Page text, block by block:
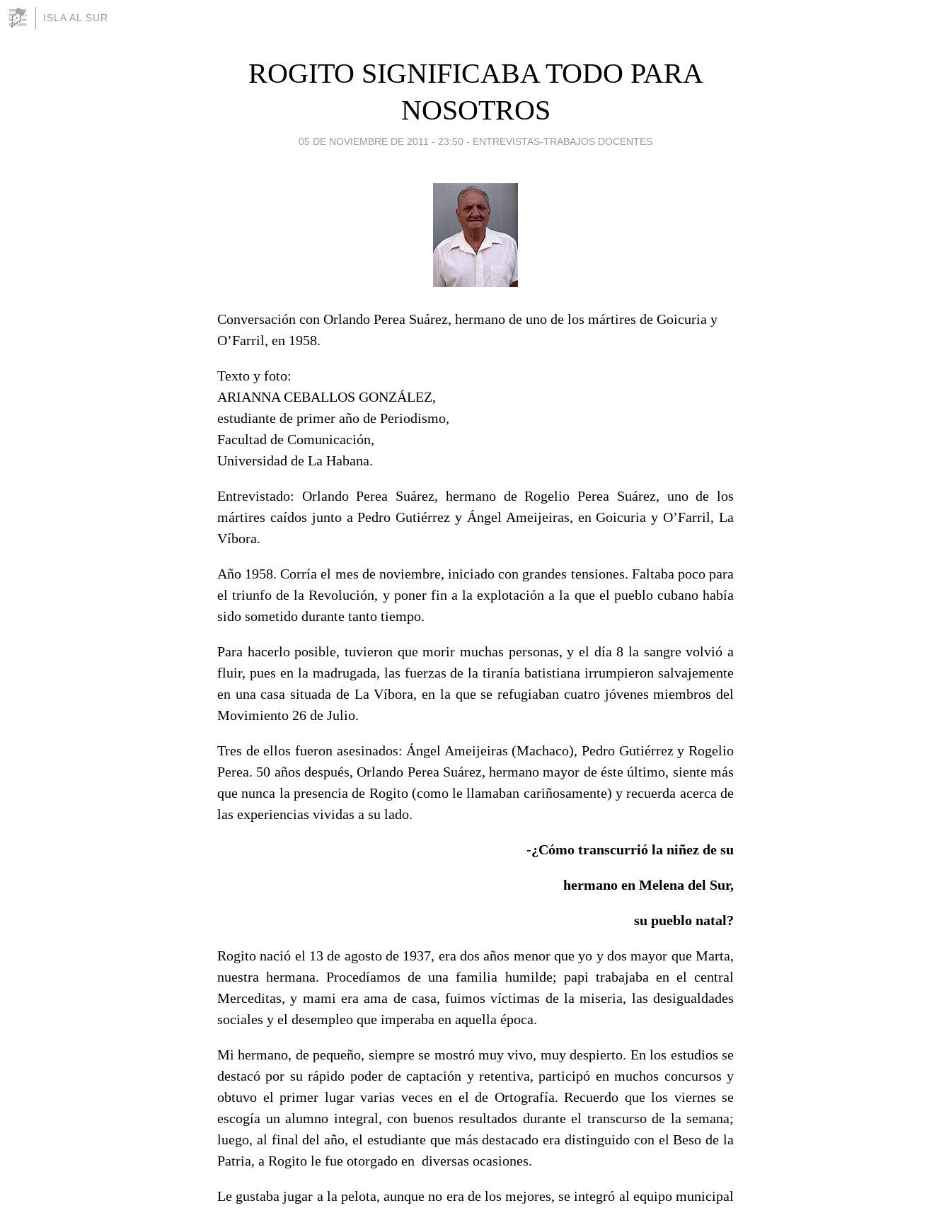
ISLA AL SUR
ROGITO SIGNIFICABA TODO PARA
NOSOTROS
05 DE NOVIEMBRE DE 2011 - 23:50 - ENTREVISTAS-TRABAJOS DOCENTES
Conversación con Orlando Perea Suárez, hermano de uno de los mártires de Goicuria y
O’Farril, en 1958.
Texto y foto:
ARIANNA CEBALLOS GONZÁLEZ,
estudiante de primer año de Periodismo,
Facultad de Comunicación,
Universidad de La Habana.
Entrevistado: Orlando Perea Suárez, hermano de Rogelio Perea Suárez, uno de los
mártires caídos junto a Pedro Gutiérrez y Ángel Ameijeiras, en Goicuria y O’Farril, La
Víbora.
Año 1958. Corría el mes de noviembre, iniciado con grandes tensiones. Faltaba poco para
el triunfo de la Revolución, y poner fin a la explotación a la que el pueblo cubano había
sido sometido durante tanto tiempo.
Para hacerlo posible, tuvieron que morir muchas personas, y el día 8 la sangre volvió a
fluir, pues en la madrugada, las fuerzas de la tiranía batistiana irrumpieron salvajemente
en una casa situada de La Víbora, en la que se refugiaban cuatro jóvenes miembros del
Movimiento 26 de Julio.
Tres de ellos fueron asesinados: Ángel Ameijeiras (Machaco), Pedro Gutiérrez y Rogelio
Perea. 50 años después, Orlando Perea Suárez, hermano mayor de éste último, siente más
que nunca la presencia de Rogito (como le llamaban cariñosamente) y recuerda acerca de
las experiencias vividas a su lado.
-¿Cómo transcurrió la niñez de su
hermano en Melena del Sur,
su pueblo natal?
Rogito nació el 13 de agosto de 1937, era dos años menor que yo y dos mayor que Marta,
nuestra hermana. Procedíamos de una familia humilde; papi trabajaba en el central
Merceditas, y mami era ama de casa, fuimos víctimas de la miseria, las desigualdades
sociales y el desempleo que imperaba en aquella época.
Mi hermano, de pequeño, siempre se mostró muy vivo, muy despierto. En los estudios se
destacó por su rápido poder de captación y retentiva, participó en muchos concursos y
obtuvo el primer lugar varias veces en el de Ortografía. Recuerdo que los viernes se
escogía un alumno integral, con buenos resultados durante el transcurso de la semana;
luego, al final del año, el estudiante que más destacado era distinguido con el Beso de la
Patria, a Rogito le fue otorgado en diversas ocasiones.
Le gustaba jugar a la pelota, aunque no era de los mejores, se integró al equipo municipal